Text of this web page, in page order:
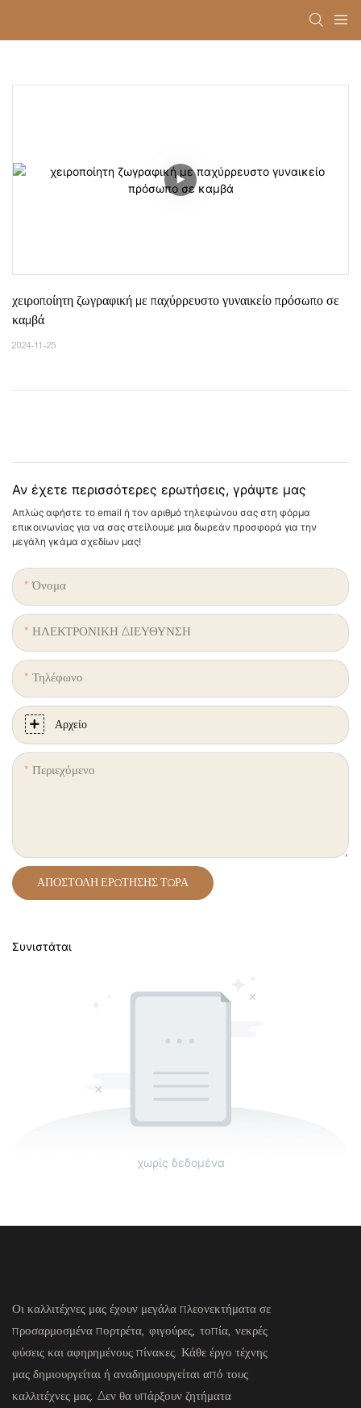
χειροποίητη ζωγραφική με παχύρρευστο γυναικείο πρόσωπο σε
καμβά
2024-11-25
Αν έχετε περισσότερες ερωτήσεις, γράψτε μας
Απλώς αφήστε το email ή τον αριθμό τηλεφώνου σας στη φόρμα
επικοινωνίας για να σας στείλουμε μια δωρεάν προσφορά για την
μεγάλη γκάμα σχεδίων μας!
Όνομα
ΗΛΕΚΤΡΟΝΙΚΗ ΔΙΕΥΘΥΝΣΗ
Τηλέφωνο
Αρχείο
Περιεχόμενο
ΑΠΟΣΤΟΛΉ ΕΡΏΤΗΣΗΣ ΤΏΡΑ
Συνιστάται
χωρίς δεδομένα
Οι καλλιτέχνες μας έχουν μεγάλα πλεονεκτήματα σε
προσαρμοσμένα πορτρέτα, φιγούρες, τοπία, νεκρές
φύσεις και αφηρημένους πίνακες. Κάθε έργο τέχνης
μας δημιουργείται ή αναδημιουργείται από τους
καλλιτέχνες μας. Δεν θα υπάρξουν ζητήματα